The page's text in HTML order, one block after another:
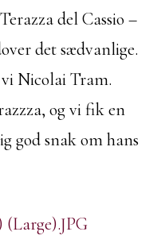
del Cassio –
det sædvanlige.
Nicolai Tram.
og vi fik en
god snak om hans